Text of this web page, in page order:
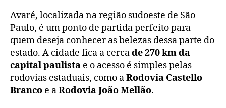
Avaré, localizada na região sudoeste de São
Paulo, é um ponto de partida perfeito para
quem deseja conhecer as belezas dessa parte do
estado. A cidade fica a cercade 270 km da
capital paulista e o acesso é simples pelas
rodovias estaduais, como aRodovia Castello
Branco e aRodovia João Mellão.